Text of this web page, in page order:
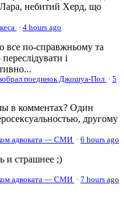
небитий Херд, що
· 4 hours ago
все по-справжньому та
і
поединок Джошуа-Пол · 5
в комментах? Один
другому
адвоката — СМИ · 6 hours ago
и страшнее ;)
адвоката — СМИ · 7 hours ago